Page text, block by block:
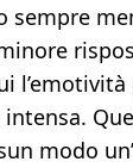
sempre
l’emotività
modo